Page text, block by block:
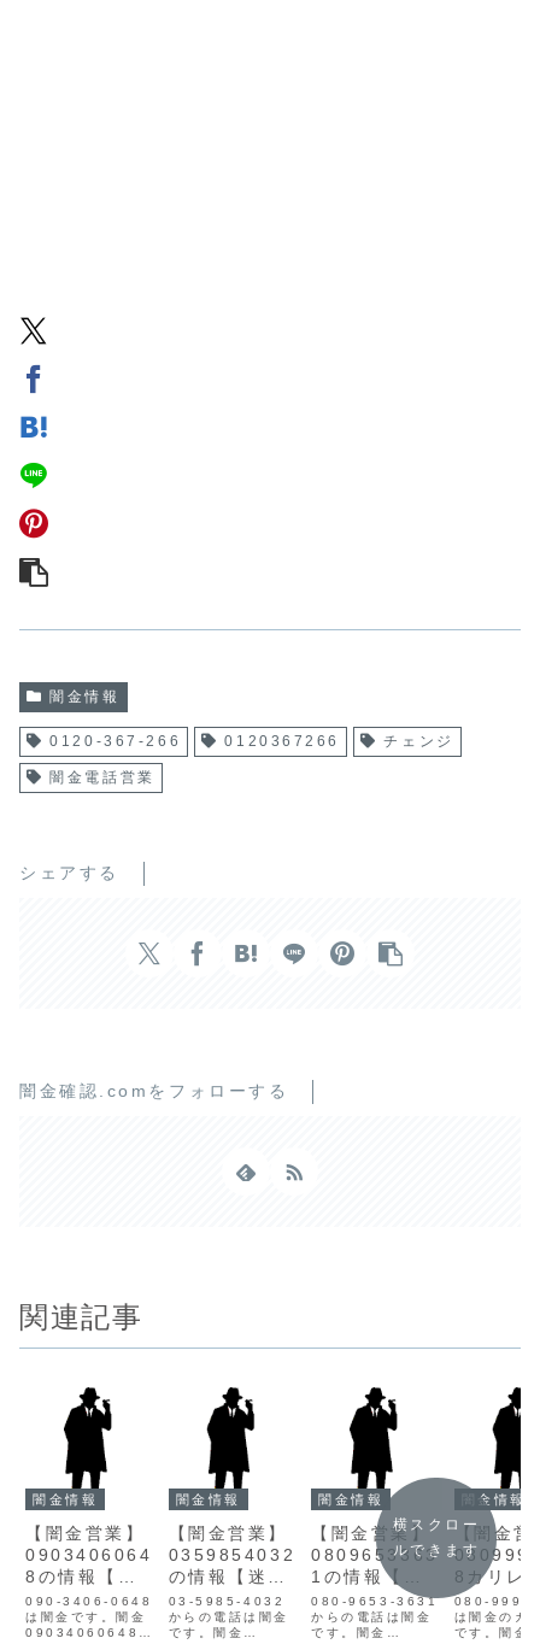
闇金情報
0120-367-266 0120367266 チェンジ
闇金電話営業
シェアする
闇金確認.comをフォローする
関連記事
闇金情報
【闇金営業】
0903406064
8の情報【迷
惑電話】
090-3406-0648
は闇金です。闇金
09034060648の
闇金情報
【闇金営業】
0359854032
の情報【迷惑
電話】
03-5985-4032
からの電話は闇金
です。闇金
闇金情報
【闇金営業】
0809653363
1の情報【迷
惑電話】
080-9653-3631
からの電話は闇金
です。闇金
闇金情報
【闇金営
8カリレ
情報【迷
話】
080-
は闇金のカ
です。闇金
横スクロー
ルできます